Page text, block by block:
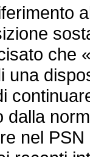
che
una
dalla
nel